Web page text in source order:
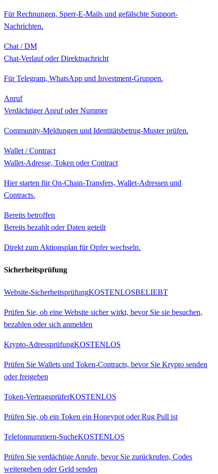
Für Rechnungen, Sperr-E-Mails und gefälschte Support-
Nachrichten.
Chat / DM
Chat-Verlauf oder Direktnachricht
Für Telegram, WhatsApp und Investment-Gruppen.
Anruf
Verdächtiger Anruf oder Nummer
Community-Meldungen und Identitätsbetrug-Muster prüfen.
Wallet / Contract
Wallet-Adresse, Token oder Contract
Hier starten für On-Chain-Transfers, Wallet-Adressen und
Contracts.
Bereits betroffen
Bereits bezahlt oder Daten geteilt
Direkt zum Aktionsplan für Opfer wechseln.
Sicherheitsprüfung
Website-SicherheitsprüfungKOSTENLOSBELIEBT
Prüfen Sie, ob eine Website sicher wirkt, bevor Sie sie besuchen,
bezahlen oder sich anmelden
Krypto-AdressprüfungKOSTENLOS
Prüfen Sie Wallets und Token-Contracts, bevor Sie Krypto senden
oder freigeben
Token-VertragsprüferKOSTENLOS
Prüfen Sie, ob ein Token ein Honeypot oder Rug Pull ist
Telefonnummern-SucheKOSTENLOS
Prüfen Sie verdächtige Anrufe, bevor Sie zurückrufen, Codes
weitergeben oder Geld senden